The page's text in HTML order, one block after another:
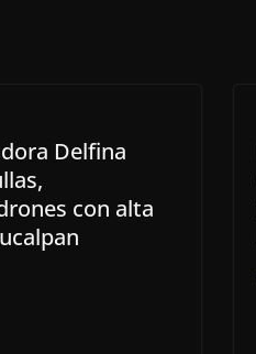
Delfina
con alta